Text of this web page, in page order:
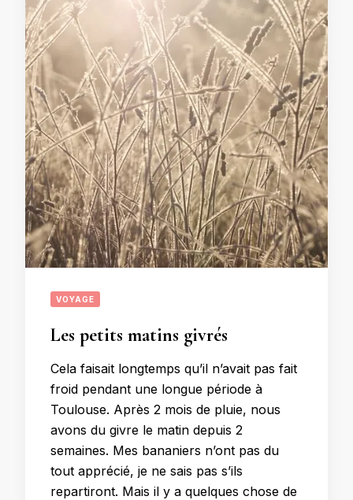
VOYAGE
Les petits matins givrés
Cela faisait longtemps qu’il n’avait pas fait
froid pendant une longue période à
Toulouse. Après 2 mois de pluie, nous
avons du givre le matin depuis 2
semaines. Mes bananiers n’ont pas du
tout apprécié, je ne sais pas s’ils
repartiront. Mais il y a quelques chose de